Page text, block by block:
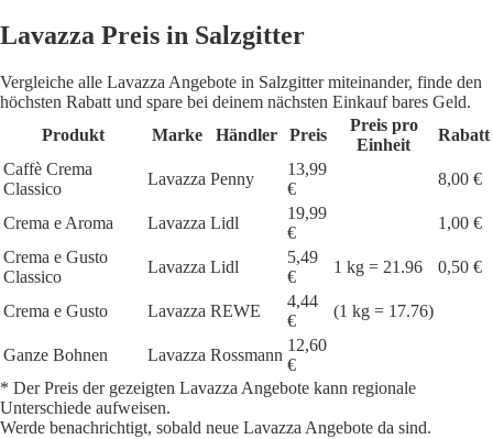
Lavazza Preis in Salzgitter
Vergleiche alle Lavazza Angebote in Salzgitter miteinander, finde den
höchsten Rabatt und spare bei deinem nächsten Einkauf bares Geld.
Produkt
Marke Händler Preis
Preis pro
Einheit
Rabatt
Caffè Crema
Classico
Lavazza Penny
13,99
€
8,00 €
Crema e Aroma Lavazza Lidl
19,99
€
1,00 €
Crema e Gusto
Classico
Lavazza Lidl
5,49
€
1 kg = 21.96 0,50 €
Crema e Gusto Lavazza REWE
4,44
€
(1 kg = 17.76)
Ganze Bohnen Lavazza Rossmann
12,60
€
* Der Preis der gezeigten Lavazza Angebote kann regionale
Unterschiede aufweisen.
Werde benachrichtigt, sobald neue Lavazza Angebote da sind.